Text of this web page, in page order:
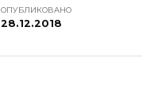
ОПУБЛИКОВАНО
28.12.2018